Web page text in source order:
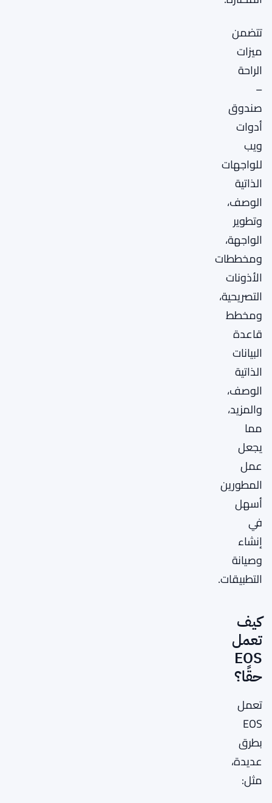
تتضمن
ميزات
الراحة
–
صندوق
أدوات
ويب
للواجهات
الذاتية
الوصف،
وتطوير
الواجهة،
ومخططات
الأذونات
التصريحية،
ومخطط
قاعدة
البيانات
الذاتية
الوصف،
والمزيد،
مما
يجعل
عمل
المطورين
أسهل
في
إنشاء
وصيانة
التطبيقات.
كيف
تعمل
EOS
حقًا؟
تعمل
EOS
بطرق
عديدة،
مثل: